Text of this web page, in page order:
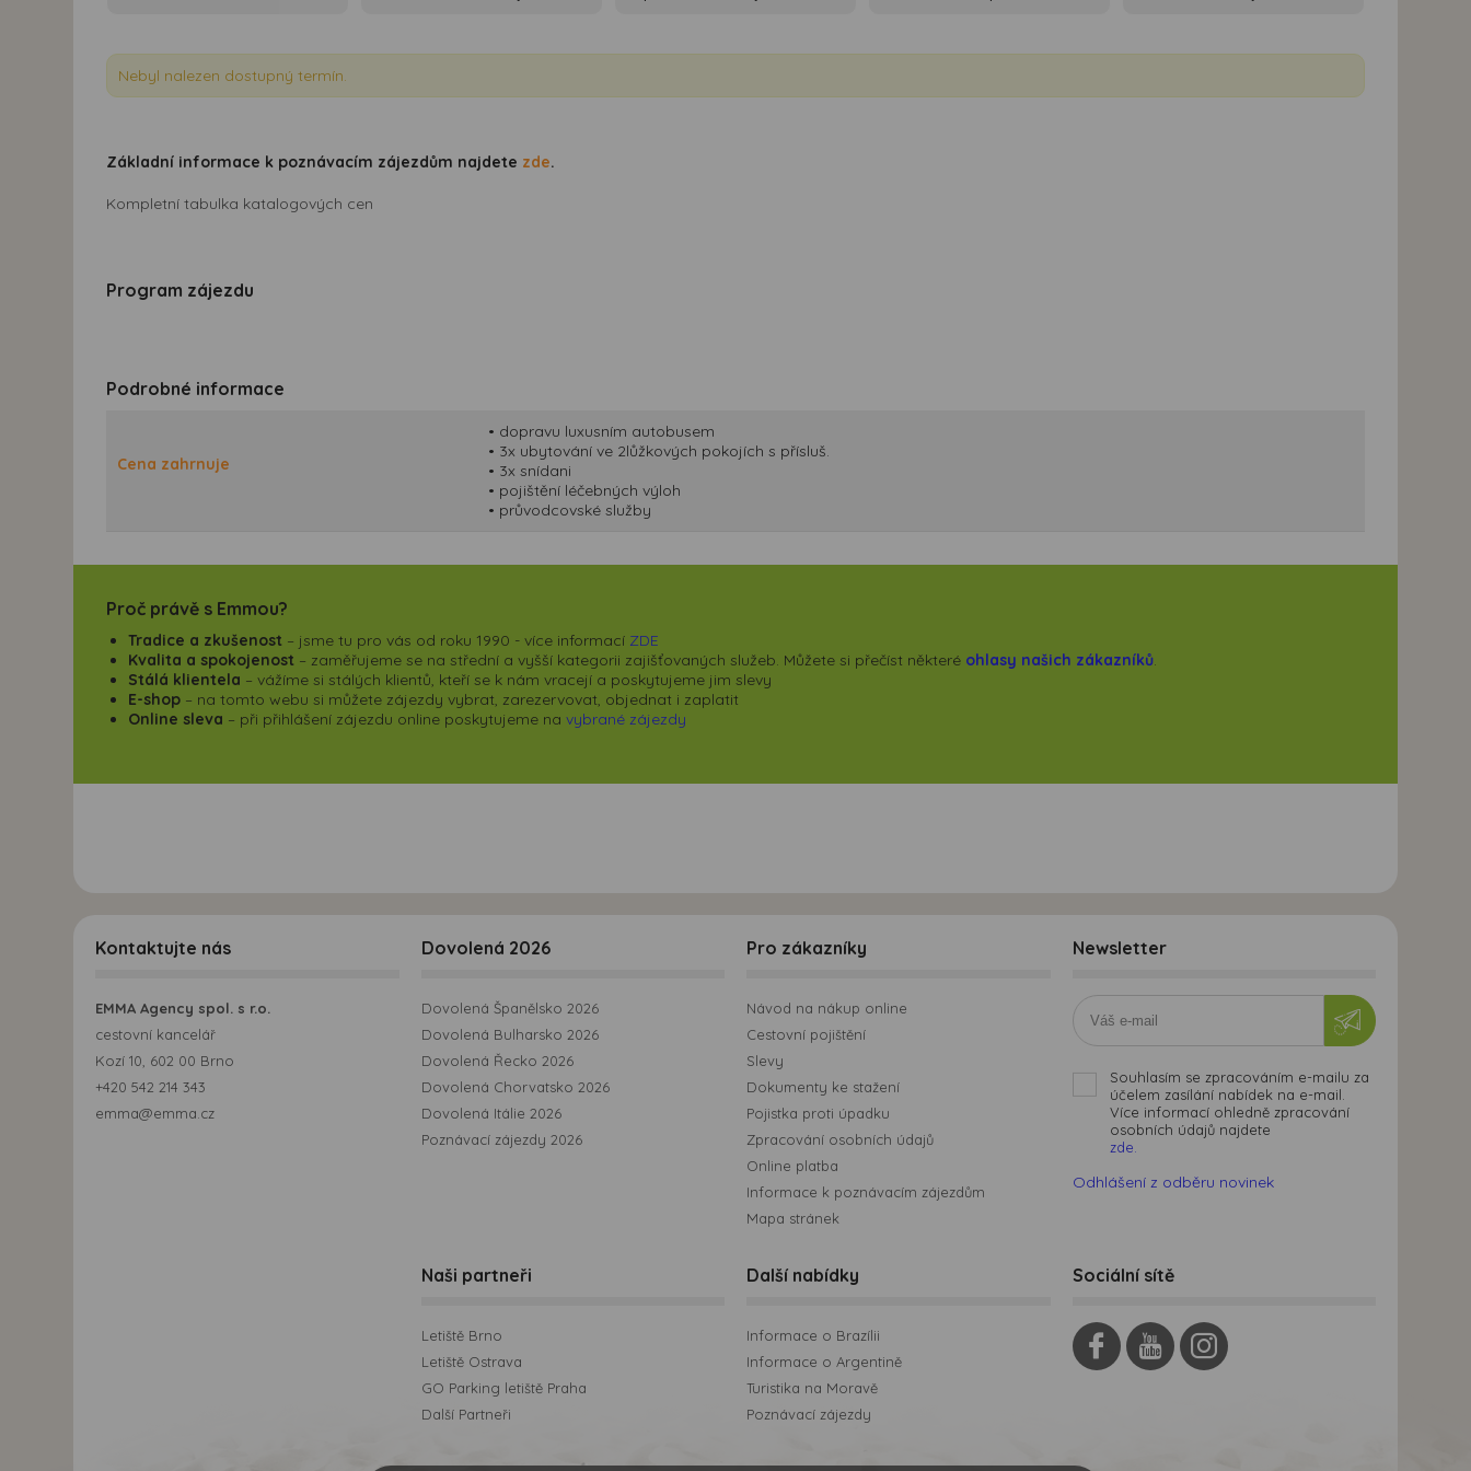
Nebyl nalezen dostupný termín.
Základní informace k poznávacím zájezdům najdete zde.
Kompletní tabulka katalogových cen
Program zájezdu
Podrobné informace
Cena zahrnuje
• dopravu luxusním autobusem
• 3x ubytování ve 2lůžkových pokojích s přísluš.
• 3x snídani
• pojištění léčebných výloh
• průvodcovské služby
Proč právě s Emmou?
Tradice a zkušenost – jsme tu pro vás od roku 1990 - více informací ZDE
Kvalita a spokojenost – zaměřujeme se na střední a vyšší kategorii zajišťovaných služeb. Můžete si přečíst některé ohlasy našich zákazníků.
Stálá klientela – vážíme si stálých klientů, kteří se k nám vracejí a poskytujeme jim slevy
E-shop – na tomto webu si můžete zájezdy vybrat, zarezervovat, objednat i zaplatit
Online sleva – při přihlášení zájezdu online poskytujeme na vybrané zájezdy
Kontaktujte nás
EMMA Agency spol. s r.o.
cestovní kancelář
Kozí 10, 602 00 Brno
+420 542 214 343
emma@emma.cz
Dovolená 2026
Dovolená Španělsko 2026
Dovolená Bulharsko 2026
Dovolená Řecko 2026
Dovolená Chorvatsko 2026
Dovolená Itálie 2026
Poznávací zájezdy 2026
Pro zákazníky
Návod na nákup online
Cestovní pojištění
Slevy
Dokumenty ke stažení
Pojistka proti úpadku
Zpracování osobních údajů
Online platba
Informace k poznávacím zájezdům
Mapa stránek
Newsletter
Souhlasím se zpracováním e-mailu za
účelem zasílání nabídek na e-mail.
Více informací ohledně zpracování
osobních údajů najdete
zde.
Odhlášení z odběru novinek
Naši partneři
Letiště Brno
Letiště Ostrava
GO Parking letiště Praha
Další Partneři
Další nabídky
Informace o Brazílii
Informace o Argentině
Turistika na Moravě
Poznávací zájezdy
Sociální sítě